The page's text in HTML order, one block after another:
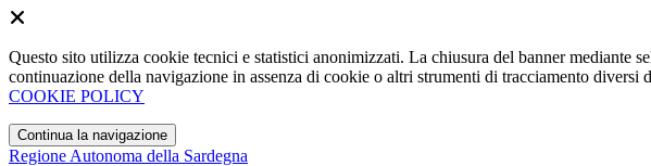
Questo sito utilizza cookie tecnici e statistici anonimizzati. La chiusura del banner
continuazione della navigazione in assenza di cookie o altri strumenti di tracciamento diversi
COOKIE POLICY
Continua la navigazione
Regione Autonoma della Sardegna